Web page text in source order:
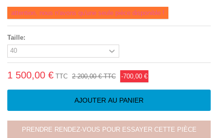
attention, nous n'avons qu'une seule pièce disponible !
Taille:
1 500,00 € TTC 2 200,00 €TTC -700,00 €
AJOUTER AU PANIER
PRENDRE RENDEZ-VOUS POUR ESSAYER CETTE PIÈCE